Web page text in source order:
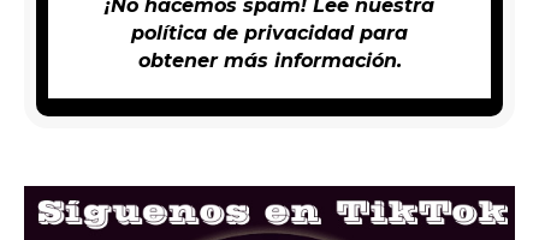
¡No hacemos spam! Lee nuestra
política de privacidadpara
obtener más información.